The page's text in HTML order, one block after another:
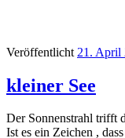
Veröffentlicht 21. April
kleiner See
Der Sonnenstrahl trifft
Ist es ein Zeichen ,